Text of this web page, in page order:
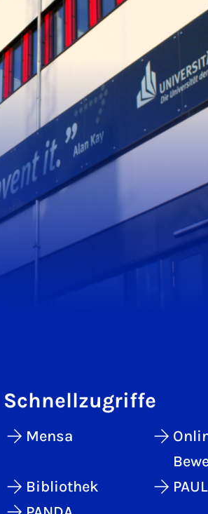
Schnellzugriffe
Mensa
Bibliothek
PAUL